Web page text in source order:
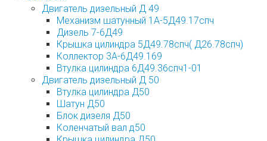
Двигатель дизельный Д 49
Механизм шатунный 1А-5Д49.17спч
Дизель 7-6Д49
Крышка цилиндра 5Д49.78спч( Д26.78спч)
Коллектор 3А-6Д49.169
Втулка цилиндра 6Д49.36спч1-01
Двигатель дизельный Д 50
Втулка цилиндра Д50
Шатун Д50
Блок дизеля Д50
Коленчатый вал д50